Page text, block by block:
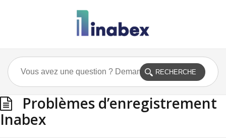
Problèmes d’enregistrement
Inabex